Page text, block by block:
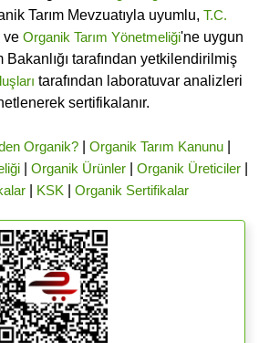
Tarım Mevzuatıyla uyumlu, T.C.
ve Organik Tarım Yönetmeliği'ne uygun
Bakanlığı tarafından yetkilendirilmiş
tarafından laboratuvar analizleri
sertifikalanır.
Organik?| Organik Tarım Kanunu|
| Organik Ürünler| Organik Üreticiler|
| KSK Organik Sertifikalar